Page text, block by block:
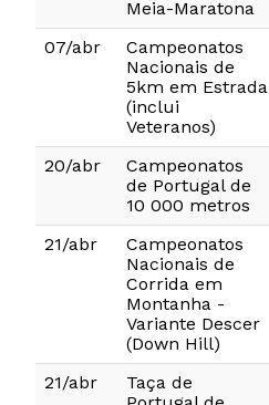
Meia-Maratona
07/abr
Campeonatos
Nacionais de
5km em Estrada
(inclui
Veteranos)
20/abr
Campeonatos
de Portugal de
10 000 metros
21/abr
Campeonatos
Nacionais de
Corrida em
Montanha -
Variante Descer
(Down Hill)
21/abr
Taça de